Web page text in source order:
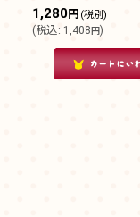
1,280円 (税別)
(税込: 1,408円)